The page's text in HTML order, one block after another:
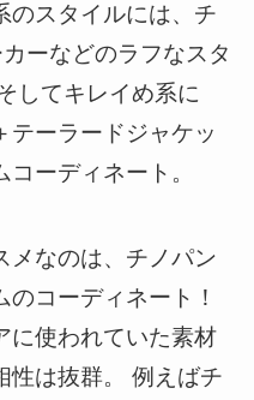
のスタイルには、チ
ーなどのラフなスタ
してキレイめ系に
テーラードジャケッ
ーディネート。
メなのは、チノパン
コーディネート！
に使われていた素材
性は抜群。 例えばチ